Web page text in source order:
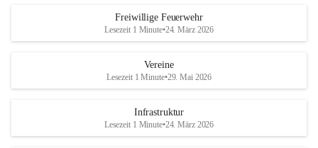
Freiwillige Feuerwehr
Lesezeit 1 Minute•24. März 2026
Vereine
Lesezeit 1 Minute•29. Mai 2026
Infrastruktur
Lesezeit 1 Minute•24. März 2026